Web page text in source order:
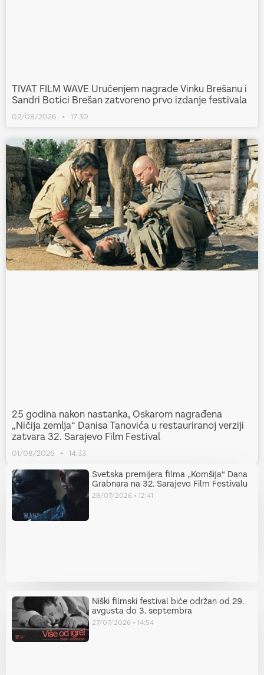
TIVAT FILM WAVE Uručenjem nagrade Vinku Brešanu i
Sandri Botici Brešan zatvoreno prvo izdanje festivala
02/08/2026 17:30
25 godina nakon nastanka, Oskarom nagrađena
„Ničija zemlja“ Danisa Tanovića u restauriranoj verziji
zatvara 32. Sarajevo Film Festival
01/08/2026 14:33
Svetska premijera filma „Komšija“ Dana
Grabnara na 32. Sarajevo Film Festivalu
28/07/2026 12:41
Niški filmski festival biće održan od 29.
avgusta do 3. septembra
27/07/2026 14:54